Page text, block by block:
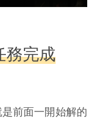
務完成
前面一開始解的